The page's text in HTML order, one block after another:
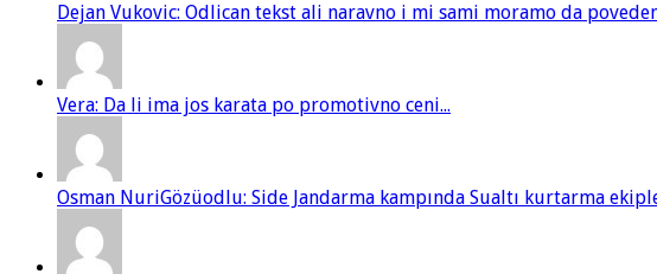
Dejan Vukovic: Odlican tekst ali naravno i mi sami moramo da
Vera: Da li ima jos karata po promotivno ceni...
Osman NuriGözüodlu: Side Jandarma kampında Sualtı kurtarma